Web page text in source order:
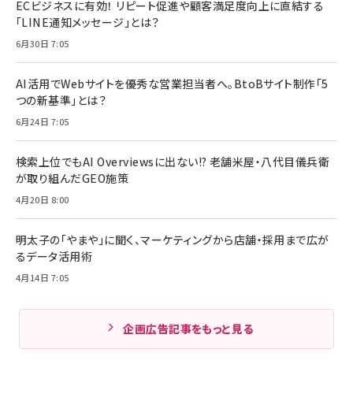
ECビジネスに有効！ リピート促進や顧客満足度向上に直結する
「LINE通知メッセージ」とは？
6月30日 7:05
AI活用でWebサイトを優秀な営業担当者へ。BtoBサイト制作「5
つの新基準」とは？
6月24日 7:05
検索上位でもAI Overviewsに出ない!? 老舗米屋・八代目儀兵衛
が取り組んだGEO施策
4月20日 8:00
明太子の「やまや」に聞く、マーケティングから店舗・採用まで広が
るデータ活用術
4月14日 7:05
企画広告記事をもっと見る